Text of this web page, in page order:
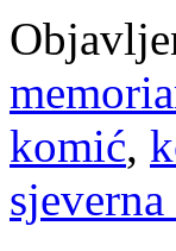
komić,